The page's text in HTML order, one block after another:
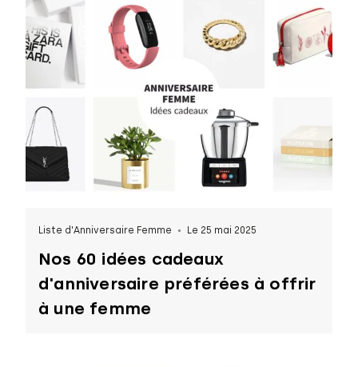
Liste d'Anniversaire Femme Le 25 mai 2025
Nos 60 idées cadeaux
d'anniversaire préférées à offrir
à une femme